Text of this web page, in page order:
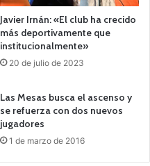
Javier Irnán: «El club ha crecido
más deportivamente que
institucionalmente»
20 de julio de 2023
Las Mesas busca el ascenso y
se refuerza con dos nuevos
jugadores
1 de marzo de 2016